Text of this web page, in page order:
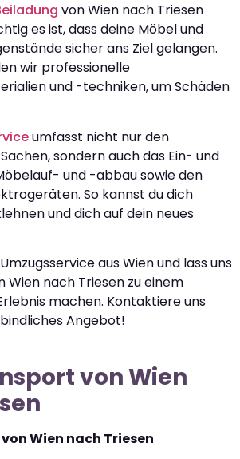
von Wien nach Triesen
es ist, dass deine Möbel und
sicher ans Ziel gelangen.
wir professionelle
und -techniken, um Schäden
umfasst nicht nur den
sondern auch das Ein- und
und -abbau sowie den
So kannst du dich
und dich auf dein neues
aus Wien und lass uns
Wien nach Triesen zu einem
machen. Kontaktiere uns
Angebot!
von Wien
Wien nach Triesen